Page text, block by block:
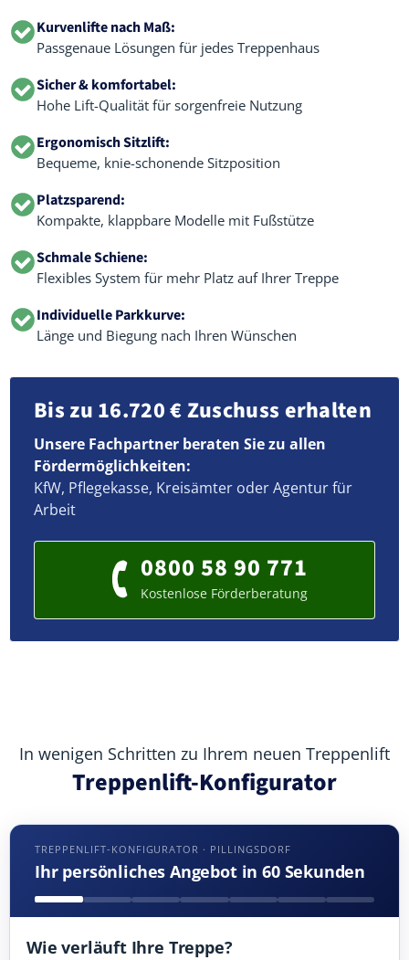
Kurvenlifte nach Maß:
Passgenaue Lösungen für jedes Treppenhaus
Sicher & komfortabel:
Hohe Lift-Qualität für sorgenfreie Nutzung
Ergonomisch Sitzlift:
Bequeme, knie-schonende Sitzposition
Platzsparend:
Kompakte, klappbare Modelle mit Fußstütze
Schmale Schiene:
Flexibles System für mehr Platz auf Ihrer Treppe
Individuelle Parkkurve:
Länge und Biegung nach Ihren Wünschen
Bis zu 16.720 € Zuschuss erhalten
Unsere Fachpartner beraten Sie zu allen
Fördermöglichkeiten:
KfW, Pflegekasse, Kreisämter oder Agentur für
Arbeit
0800 58 90 771
Kostenlose Förderberatung
In wenigen Schritten zu Ihrem neuen Treppenlift
Treppenlift-Konfigurator
TREPPENLIFT-KONFIGURATOR · PILLINGSDORF
Ihr persönliches Angebot in 60 Sekunden
Wie verläuft Ihre Treppe?